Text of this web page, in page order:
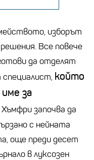
изборът
Все повече
да отделят
специалист, който
за
Хъмфри започва да
с нейната
още преди десет
в луксозен